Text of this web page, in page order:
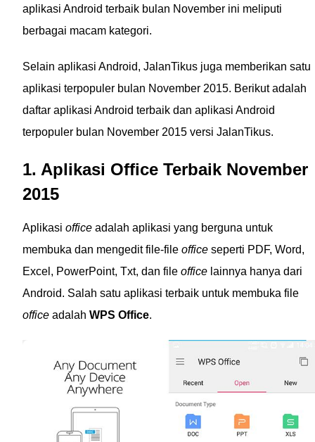
aplikasi Android terbaik bulan November ini meliputi
berbagai macam kategori.
Selain aplikasi Android, JalanTikus juga memberikan satu
aplikasi terpopuler bulan November 2015. Berikut adalah
daftar aplikasi Android terbaik dan aplikasi Android
terpopuler bulan November 2015 versi JalanTikus.
1. Aplikasi Office Terbaik November
2015
Aplikasi office adalah aplikasi yang berguna untuk
membuka dan mengedit file-file office seperti PDF, Word,
Excel, PowerPoint, Txt, dan file office lainnya hanya dari
Android. Salah satu aplikasi terbaik untuk membuka file
office adalah WPS Office.